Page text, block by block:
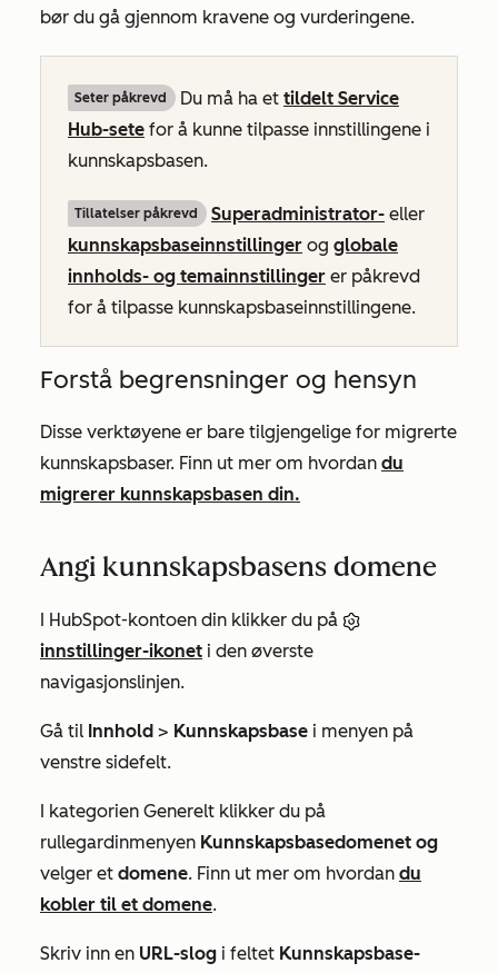
bør du gå gjennom kravene og vurderingene.
Seter påkrevd Du må ha et tildelt Service
Hub-sete for å kunne tilpasse innstillingene i
kunnskapsbasen.
Tillatelser påkrevd Superadministrator- eller
kunnskapsbaseinnstillinger og globale
innholds- og temainnstillinger er påkrevd
for å tilpasse kunnskapsbaseinnstillingene.
Forstå begrensninger og hensyn
Disse verktøyene er bare tilgjengelige for migrerte
kunnskapsbaser. Finn ut mer om hvordan du
migrerer kunnskapsbasen din.
Angi kunnskapsbasens domene
I HubSpot-kontoen din klikker du på
innstillinger-ikonet i den øverste
navigasjonslinjen.
Gå til Innhold > Kunnskapsbase i menyen på
venstre sidefelt.
I kategorien Generelt klikker du på
rullegardinmenyen Kunnskapsbasedomenet og
velger et domene. Finn ut mer om hvordan du
kobler til et domene.
Skriv inn en URL-slog i feltet Kunnskapsbase-